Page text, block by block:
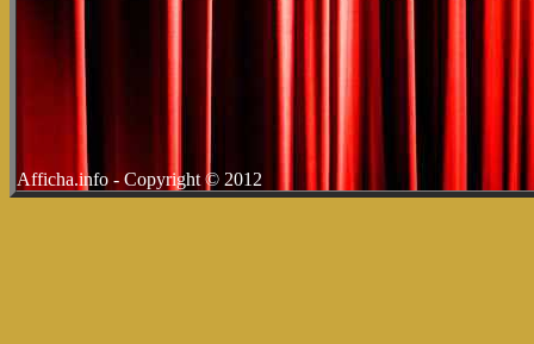
Afficha.info - Copyright © 2012